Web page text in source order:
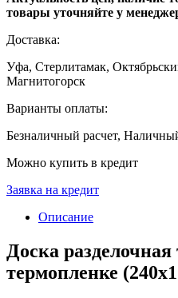
товары уточняйте у
Доставка:
Уфа, Стерлитамак,
Магнитогорск
Варианты оплаты:
Безналичный расчет,
Можно купить в кредит
Заявка на кредит
Описание
Доска
термопленке